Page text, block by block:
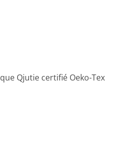
Qjutie certifié Oeko-Tex